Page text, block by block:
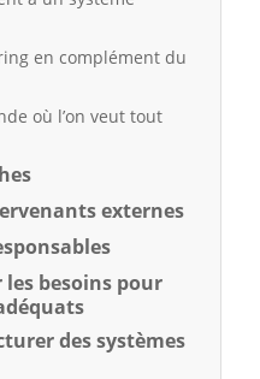
en complément du
où l’on veut tout
externes
besoins pour
des systèmes